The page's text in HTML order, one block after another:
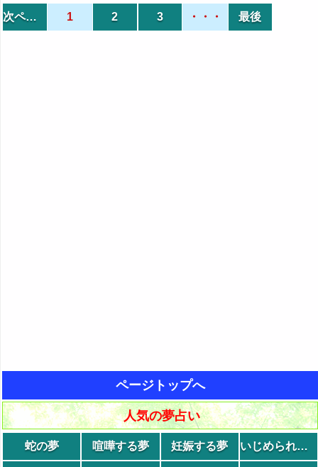
次ページ
1 2 3 ・・・ 最後
ページトップへ
人気の夢占い
蛇の夢 喧嘩する夢 妊娠する夢 いじめられる夢